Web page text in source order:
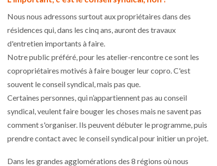
Nous nous adressons surtout aux propriétaires dans des
résidences qui, dans les cinq ans, auront des travaux
d'entretien importants à faire.
Notre public préféré, pour les atelier-rencontre ce sont les
copropriétaires motivés à faire bouger leur copro. C'est
souvent le conseil syndical, mais pas que.
Certaines personnes, qui n’appartiennent pas au conseil
syndical, veulent faire bouger les choses mais ne savent pas
comment s'organiser. Ils peuvent débuter le programme, puis
prendre contact avec le conseil syndical pour initier un projet.
Dans les grandes agglomérations des 8 régions où nous